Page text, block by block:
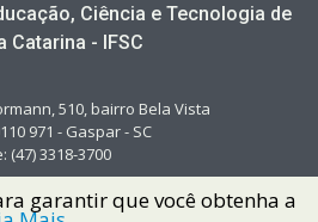
Ciência e Tecnologia de
Catarina - IFSC
510, bairro Bela Vista
971 - Gaspar - SC
(47) 3318-3700
garantir que você obtenha a